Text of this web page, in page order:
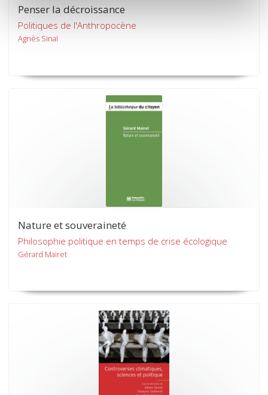
Penser la décroissance
Politiques de l'Anthropocène
Agnès Sinaï
Nature et souveraineté
Philosophie politique en temps de crise écologique
Gérard Mairet